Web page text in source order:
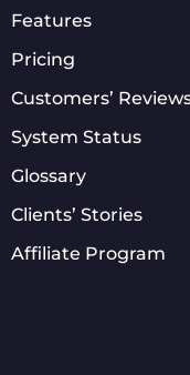
Features
Pricing
Customers’
System Status
Glossary
Clients’ Stories
Affiliate Program